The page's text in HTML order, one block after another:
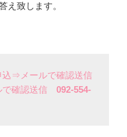
え致します。
込⇒メールで確認送信
で確認送信 092-554-